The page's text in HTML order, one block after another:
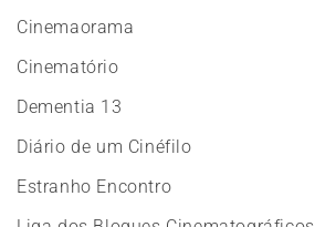
Cinemaorama
Cinematório
Dementia 13
Diário de um Cinéfilo
Estranho Encontro